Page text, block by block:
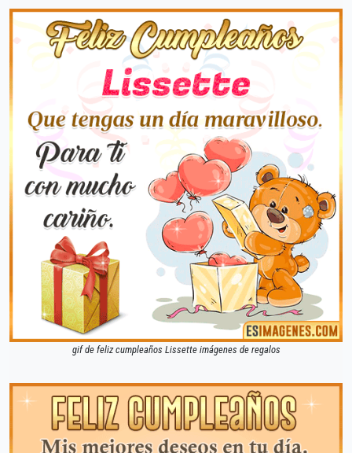
gif de feliz cumpleaños Lissette imágenes de regalos